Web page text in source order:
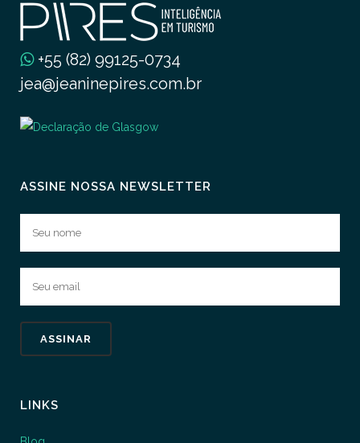
+55 (82) 99125-0734
jea@jeaninepires.com.br
ASSINE NOSSA NEWSLETTER
LINKS